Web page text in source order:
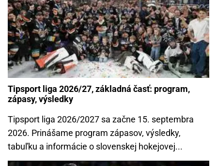
Tipsport liga 2026/27, základná časť: program,
zápasy, výsledky
Tipsport liga 2026/2027 sa začne 15. septembra
2026. Prinášame program zápasov, výsledky,
tabuľku a informácie o slovenskej hokejovej...